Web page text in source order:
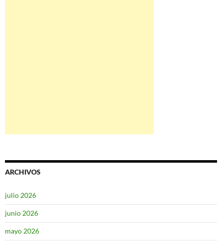
ARCHIVOS
julio 2026
junio 2026
mayo 2026